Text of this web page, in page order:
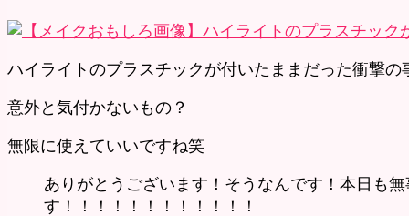
ハイライトのプラスチックが付いたままだった衝撃の
意外と気付かないもの？
無限に使えていいですね笑
ありがとうございます！そうなんです！本日も
す！！！！！！！！！！！！